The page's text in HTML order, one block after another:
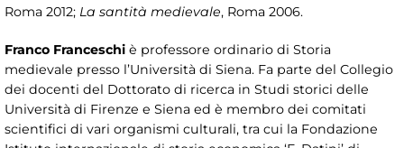
Roma 2012; La santità medievale, Roma 2006.
Franco Franceschi è professore ordinario di Storia
medievale presso l’Università di Siena. Fa parte del Collegio
dei docenti del Dottorato di ricerca in Studi storici delle
Università di Firenze e Siena ed è membro dei comitati
scientifici di vari organismi culturali, tra cui la Fondazione